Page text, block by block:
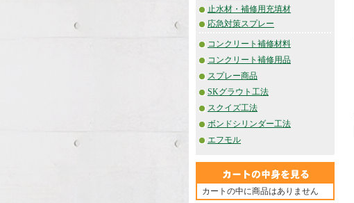
止水材・補修用充填材
応急対策スプレー
コンクリート補修材料
コンクリート補修用品
スプレー商品
SKグラウト工法
スクイズ工法
ボンドシリンダー工法
エフモル
カートの中に商品はありません